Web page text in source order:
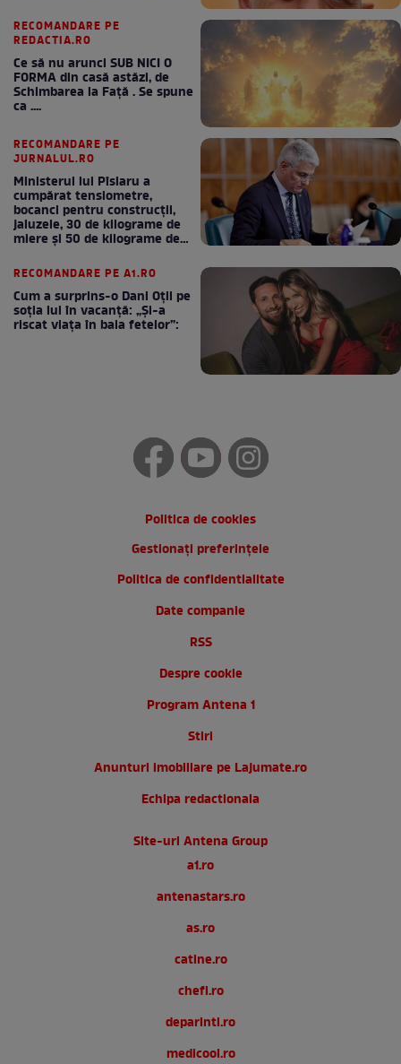
RECOMANDARE PE
REDACTIA.RO
Ce să nu arunci SUB NICI O
FORMA din casă astăzi, de
Schimbarea la Față . Se spune
ca ....
RECOMANDARE PE
JURNALUL.RO
Ministerul lui Pîslaru a
cumpărat tensiometre,
bocanci pentru construcții,
jaluzele, 30 de kilograme de
miere și 50 de kilograme de
RECOMANDARE PE A1.RO
Cum a surprins-o Dani Oțil pe
soția lui în vacanță: „Și-a
riscat viața în baia fetelor”:
Politica de cookies
Gestionați preferințele
Politica de confidentialitate
Date companie
RSS
Despre cookie
Program Antena 1
Stiri
Anunturi imobiliare pe Lajumate.ro
Echipa redactionala
Site-uri Antena Group
a1.ro
antenastars.ro
as.ro
catine.ro
chefi.ro
deparinti.ro
medicool.ro